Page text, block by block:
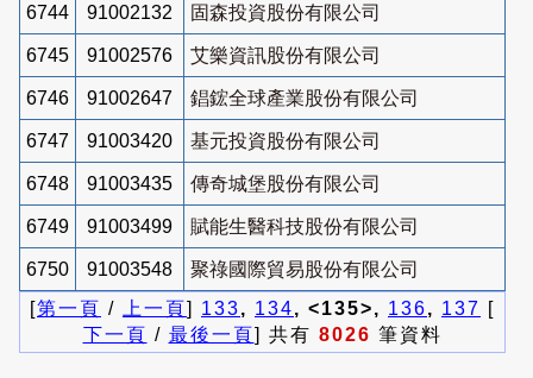
6744 91002132 固森投資股份有限公司
6745 91002576 艾樂資訊股份有限公司
6746 91002647 錩鋐全球產業股份有限公司
6747 91003420 基元投資股份有限公司
6748 91003435 傳奇城堡股份有限公司
6749 91003499 賦能生醫科技股份有限公司
6750 91003548
聚祿國際貿易股份有限公司
[第一頁 / 上一頁] 133, 134, <135>, 136, 137 [
下一頁 / 最後一頁] 共有 8026 筆資料